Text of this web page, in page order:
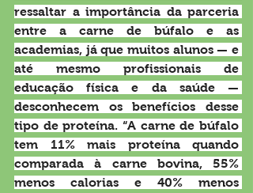
ressaltar a importância da parceria
entre a carne de búfalo e as
academias, já que muitos alunos — e
até mesmo profissionais de
educação física e da saúde —
desconhecem os benefícios desse
tipo de proteína. “A carne de búfalo
tem 11% mais proteína quando
comparada à carne bovina, 55%
menos calorias e 40% menos